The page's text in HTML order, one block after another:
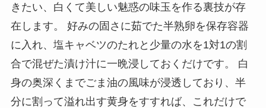
きたい、白くて美しい魅惑の味玉を作る裏技が存
在します。 好みの固さに茹でた半熟卵を保存容器
に入れ、塩キャベツのたれと少量の水を1対1の割
合で混ぜた漬け汁に一晩浸しておくだけです。 白
身の奥深くまでごま油の風味が浸透しており、半
分に割って溢れ出す黄身をすすれば、これだけで